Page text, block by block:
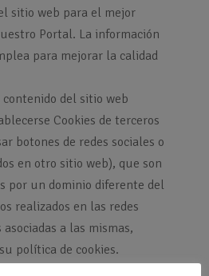
sitio web para el mejor
Portal. La información
para mejorar la calidad
del sitio web
Cookies de terceros
botones de redes sociales o
en otro sitio web), que son
por un dominio diferente del
realizados en las redes
a las mismas,
política de cookies.